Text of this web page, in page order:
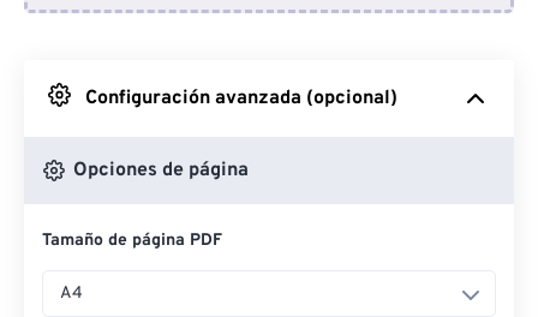
Desde Google Drive
Desde OneDrive
Desde URL
Configuración avanzada (opcional)
Opciones de página
Tamaño de página PDF
A4